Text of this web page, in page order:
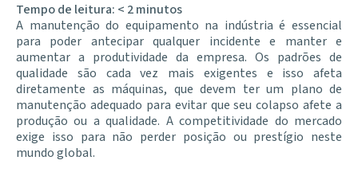
Tempo de leitura: < 2minutos
A manutenção do equipamento na indústria é essencial
para poder antecipar qualquer incidente e manter e
aumentar a produtividade da empresa. Os padrões de
qualidade são cada vez mais exigentes e isso afeta
diretamente as máquinas, que devem ter um plano de
manutenção adequado para evitar que seu colapso afete a
produção ou a qualidade. A competitividade do mercado
exige isso para não perder posição ou prestígio neste
mundo global.